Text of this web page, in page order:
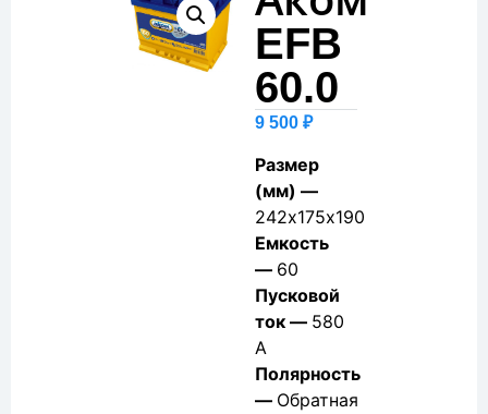
EFB
60.0
9 500 ₽
Размер
(мм) —
242х175х190
Емкость
— 60
Пусковой
ток — 580
А
Полярность
— Обратная